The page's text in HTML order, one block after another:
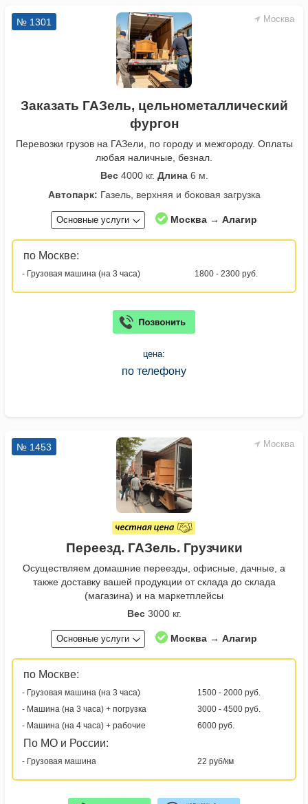
Москва
№ 1301
Заказать ГАЗель, цельнометаллический
фургон
Перевозки грузов на ГАЗели, по городу и межгороду. Оплаты
любая наличные, безнал.
Вес4000 кг. Длина6 м.
Автопарк: Газель, верхняя и боковая загрузка
Основные услуги Москва → Алагир
по Москве:
- Грузовая машина (на 3 часа) 1800 - 2300 руб.
цена:
по телефону
Москва
№ 1453
Переезд. ГАЗель. Грузчики
Осуществляем домашние переезды, офисные, дачные, а
также доставку вашей продукции от склада до склада
(магазина) и на маркетплейсы
Вес3000 кг.
Основные услуги Москва → Алагир
по Москве:
- Грузовая машина (на 3 часа)
1500 - 2000 руб.
- Машина (на 3 часа) + погрузка
3000 - 4500 руб.
- Машина (на 4 часа) + рабочие
6000 руб.
По МО и России:
- Грузовая машина 22 руб/км